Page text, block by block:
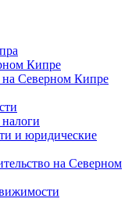
Кипре
Северном Кипре
и юридические
на Северном